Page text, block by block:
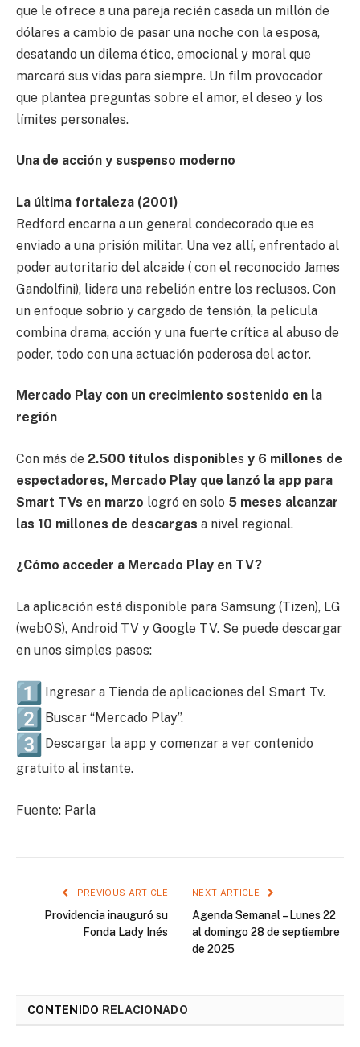
que le ofrece a una pareja recién casada un millón de
dólares a cambio de pasar una noche con la esposa,
desatando un dilema ético, emocional y moral que
marcará sus vidas para siempre. Un film provocador
que plantea preguntas sobre el amor, el deseo y los
límites personales.
Una de acción y suspenso moderno
La última fortaleza (2001)
Redford encarna a un general condecorado que es
enviado a una prisión militar. Una vez allí, enfrentado al
poder autoritario del alcaide ( con el reconocido James
Gandolfini), lidera una rebelión entre los reclusos. Con
un enfoque sobrio y cargado de tensión, la película
combina drama, acción y una fuerte crítica al abuso de
poder, todo con una actuación poderosa del actor.
Mercado Play con un crecimiento sostenido en la
región
Con más de 2.500 títulos disponibles y 6 millones de
espectadores, Mercado Play que lanzó la app para
Smart TVs en marzo logró en solo 5 meses alcanzar
las 10 millones de descargas a nivel regional.
¿Cómo acceder a Mercado Play en TV?
La aplicación está disponible para Samsung (Tizen), LG
(webOS), Android TV y Google TV. Se puede descargar
en unos simples pasos:
Ingresar a Tienda de aplicaciones del Smart Tv.
Buscar “Mercado Play”.
Descargar la app y comenzar a ver contenido
gratuito al instante.
Fuente: Parla
PREVIOUS ARTICLE
Providencia inauguró su
Fonda Lady Inés
NEXT ARTICLE
Agenda Semanal – Lunes 22
al domingo 28 de septiembre
de 2025
CONTENIDO RELACIONADO